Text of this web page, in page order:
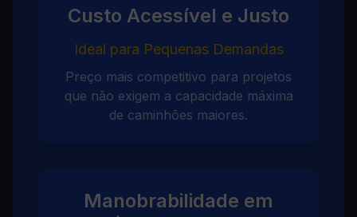
Custo Acessível e Justo
Ideal para Pequenas Demandas
Preço mais competitivo para projetos
que não exigem a capacidade máxima
de caminhões maiores.
Manobrabilidade em